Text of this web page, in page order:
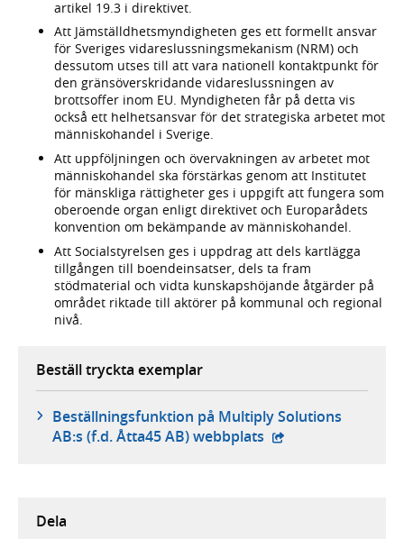
artikel 19.3 i direktivet.
Att Jämställdhetsmyndigheten ges ett formellt ansvar
för Sveriges vidareslussningsmekanism (NRM) och
dessutom utses till att vara nationell kontaktpunkt för
den gränsöverskridande vidareslussningen av
brottsoffer inom EU. Myndigheten får på detta vis
också ett helhetsansvar för det strategiska arbetet mot
människohandel i Sverige.
Att uppföljningen och övervakningen av arbetet mot
människohandel ska förstärkas genom att Institutet
för mänskliga rättigheter ges i uppgift att fungera som
oberoende organ enligt direktivet och Europarådets
konvention om bekämpande av människohandel.
Att Socialstyrelsen ges i uppdrag att dels kartlägga
tillgången till boendeinsatser, dels ta fram
stödmaterial och vidta kunskapshöjande åtgärder på
området riktade till aktörer på kommunal och regional
nivå.
Beställ tryckta exemplar
Beställningsfunktion på Multiply Solutions
AB:s (f.d. Åtta45 AB) webbplats - extern webbplats,
Dela